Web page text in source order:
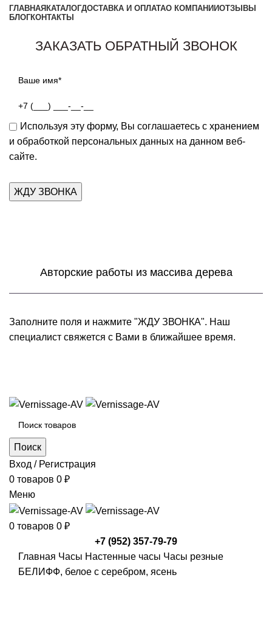
ГЛАВНАЯ КАТАЛОГДОСТАВКА И ОПЛАТАО КОМПАНИИОТЗЫВЫ
БЛОГКОНТАКТЫ
ЗАКАЗАТЬ ОБРАТНЫЙ ЗВОНОК
Используя эту форму, Вы соглашаетесь с хранением
и обработкой персональных данных на данном веб-
сайте.
Авторские работы из массива дерева
Заполните поля и нажмите "ЖДУ ЗВОНКА". Наш
специалист свяжется с Вами в ближайшее время.
Поиск
Вход / Регистрация
0 товаров 0 ₽
Меню
0 товаров 0 ₽
+7 (952) 357-79-79
Главная Часы Настенные часы Часы резные
БЕЛИФФ, белое с серебром, ясень